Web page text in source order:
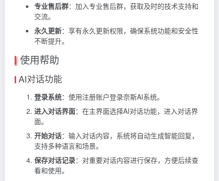
专业售后群：加入专业售后群，获取及时的技术支持和
交流。
永久更新：享有永久更新权限，确保系统功能和安全性
不断提升。
使用帮助
AI对话功能
登录系统：使用注册账户登录奈斯AI系统。
进入对话界面：在主界面选择AI对话功能，进入对话界
面。
开始对话：输入对话内容，系统将自动生成智能回复，
支持多种语言和场景。
保存对话记录：对重要对话内容进行保存，方便后续查
看和使用。